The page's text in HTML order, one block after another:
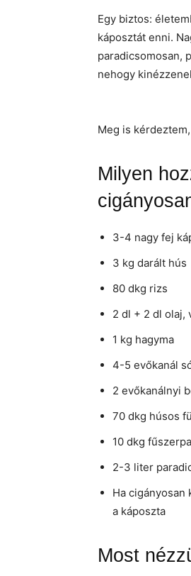
Egy biztos:
káposztát enni.
paradicsomosan,
nehogy
Meg is
Milyen
3-4 nagy fej
3 kg darált hús
80 dkg rizs
2 dl + 2 dl olaj,
1 kg hagyma
4-5 evőkanál
2 evőkanálnyi
70 dkg húsos
10 dkg
2-3 liter
Ha
a káposzta
Most